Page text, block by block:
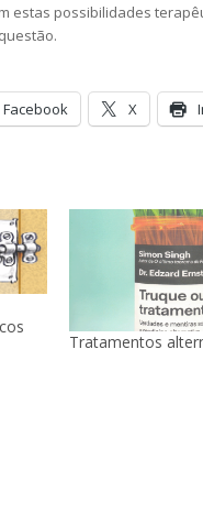
estas possibilidades
Facebook X
Tratamentos